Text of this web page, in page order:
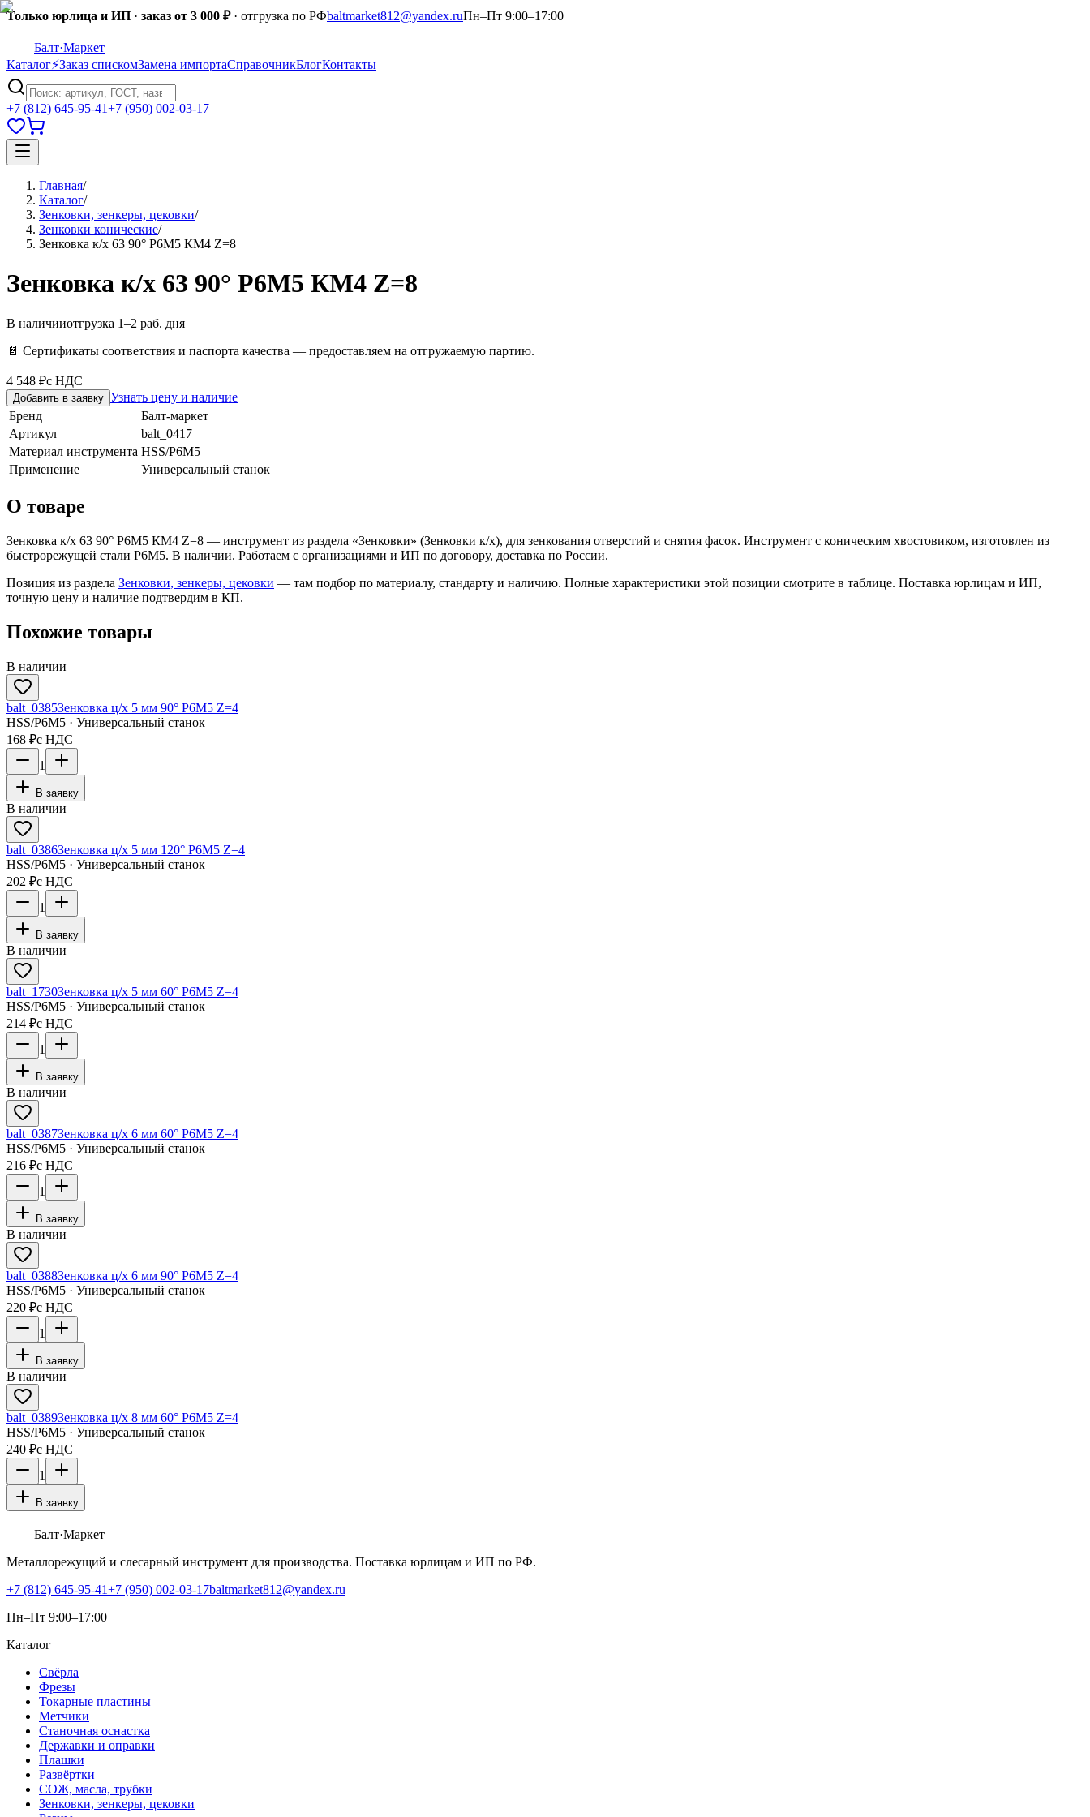
Только юрлица и ИП · заказ от 3 000 ₽· отгрузка по РФbaltmarket812@yandex.ruПн–Пт 9:00–17:00
Балт·Маркет
Каталог⚡Заказ спискомЗамена импортаСправочникБлогКонтакты
+7 (812) 645-95-41+7 (950) 002-03-17
Главная/
Каталог/
Зенковки, зенкеры, цековки/
Зенковки конические/
Зенковка к/х 63 90° Р6М5 КМ4 Z=8
Зенковка к/х 63 90° Р6М5 КМ4 Z=8
В наличииотгрузка 1–2 раб. дня
📄 Сертификаты соответствия и паспорта качества — предоставляем на отгружаемую партию.
4 548 ₽с НДС
Добавить в заявку Узнать цену и наличие
Бренд
Балт-маркет
Артикул
balt_0417
Материал инструмента HSS/Р6М5
Применение
Универсальный станок
О товаре
Зенковка к/х 63 90° Р6М5 КМ4 Z=8 — инструмент из раздела «Зенковки» (Зенковки к/х), для зенкования отверстий и снятия фасок. Инструмент с коническим хвостовиком, изготовлен из
быстрорежущей стали Р6М5. В наличии. Работаем с организациями и ИП по договору, доставка по России.
Позиция из раздела Зенковки, зенкеры, цековки — там подбор по материалу, стандарту и наличию. Полные характеристики этой позиции смотрите в таблице. Поставка юрлицам и ИП,
точную цену и наличие подтвердим в КП.
Похожие товары
В наличии
balt_0385Зенковка ц/х 5 мм 90° Р6М5 Z=4
HSS/Р6М5 · Универсальный станок
168 ₽с НДС
1
В заявку
В наличии
balt_0386Зенковка ц/х 5 мм 120° Р6М5 Z=4
HSS/Р6М5 · Универсальный станок
202 ₽с НДС
1
В заявку
В наличии
balt_1730Зенковка ц/х 5 мм 60° Р6М5 Z=4
HSS/Р6М5 · Универсальный станок
214 ₽с НДС
1
В заявку
В наличии
balt_0387Зенковка ц/х 6 мм 60° Р6М5 Z=4
HSS/Р6М5 · Универсальный станок
216 ₽с НДС
1
В заявку
В наличии
balt_0388Зенковка ц/х 6 мм 90° Р6М5 Z=4
HSS/Р6М5 · Универсальный станок
220 ₽с НДС
1
В заявку
В наличии
balt_0389Зенковка ц/х 8 мм 60° Р6М5 Z=4
HSS/Р6М5 · Универсальный станок
240 ₽с НДС
1
В заявку
Балт·Маркет
Металлорежущий и слесарный инструмент для производства. Поставка юрлицам и ИП по РФ.
+7 (812) 645-95-41+7 (950) 002-03-17baltmarket812@yandex.ru
Пн–Пт 9:00–17:00
Каталог
Свёрла
Фрезы
Токарные пластины
Метчики
Станочная оснастка
Державки и оправки
Плашки
Развёртки
СОЖ, масла, трубки
Зенковки, зенкеры, цековки